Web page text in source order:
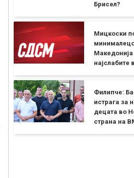
Брисел?
Мицкоски
Македонија
најслабите
Филипче:
истрага за
децата во
страна на